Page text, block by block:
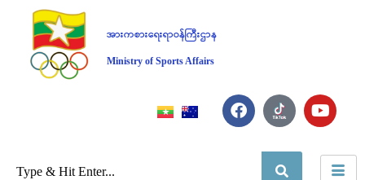
အားကစားရေးရာဝန်ကြီးဌာန
Ministry of Sports Affairs